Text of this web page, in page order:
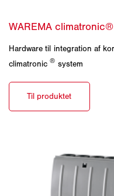
Hardware til integration af
climatronic® system